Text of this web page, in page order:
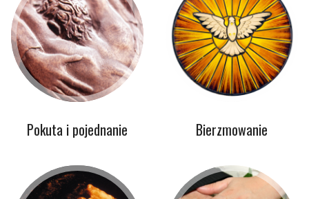
Pokuta i pojednanie Bierzmowanie